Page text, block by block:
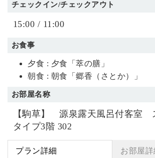
チェックイン/チェックアウト
15:00 / 11:00
お食事
夕食 : 夕食「萃の膳」
朝食 : 朝食「郷香（さとか）」
お部屋名称
【駒草】 源泉露天風呂付客室
タイプ3階 302
プラン詳細 お部屋詳